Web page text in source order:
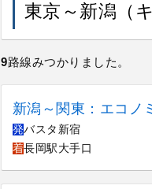
東京～新潟（
9路線みつかりました。
新潟～関東：エコノ
発バスタ新宿
着長岡駅大手口